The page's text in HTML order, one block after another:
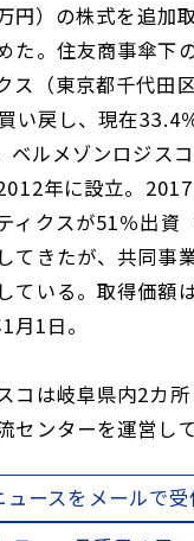
円）の株式を追加
た。住友商事傘下
ス（東京都千代田
い戻し、現在33.4
ベルメゾンロジス
年に設立。
ィクスが51％出資
てきたが、共同事
ている。取得価額
1日。
コは岐阜県内2カ
センターを運営して
ュースをメールで受